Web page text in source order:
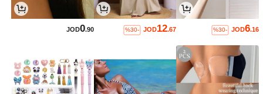
JOD6.16
%30-
JOD12.67
%30-
JOD0.90